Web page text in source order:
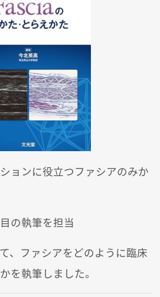
ョンに役立つファシアのみか
の執筆を担当
、ファシアをどのように臨床
を執筆しました。